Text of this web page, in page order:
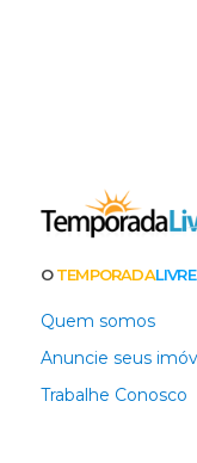
OTEMPORADALIVRE
Quem somos
Anuncie seus
Trabalhe Conosco